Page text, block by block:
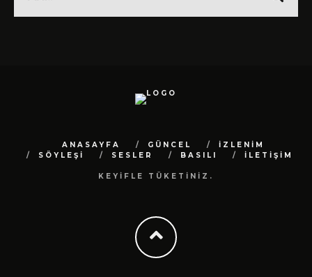
ANASAYFA GÜNCEL
İZLENİM
SÖYLEŞİ
SESLER BASILI İLETİŞİM
KEYİFLE TÜKETİNİZ.